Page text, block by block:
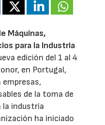
Máquinas,
para la Industria
edición del 1 al 4
en Portugal,
empresas,
de la toma de
la industria
ha iniciado